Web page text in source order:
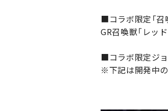
■コラボ限定「召
GR召喚獣「レッ
■コラボ限定ジョ
※下記は開発中